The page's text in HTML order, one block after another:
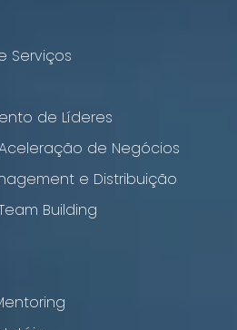
Serviços
de Líderes
de Negócios
e Distribuição
Building